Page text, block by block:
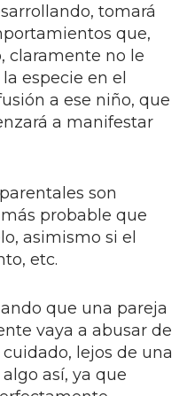
tomará
que,
claramente no le
especie en el
a ese niño, que
a manifestar
son
probable que
asimismo si el
etc.
que una pareja
vaya a abusar de
lejos de una
así, ya que